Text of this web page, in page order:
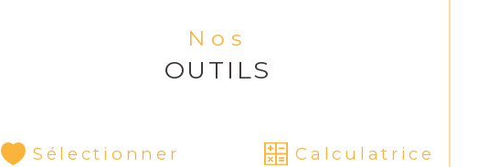
Contact pour visite et/ou
Nos
OUTILS
Sélectionner
Calculatrice